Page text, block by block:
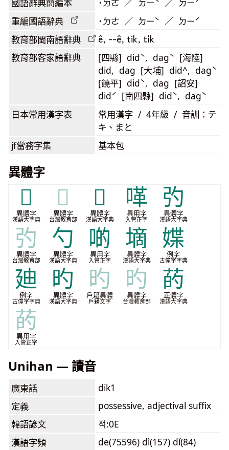
國語辭典簡編本 ˙ㄉㄜ ／ ㄉㄧˋ ／ ㄉㄧˊ
重編國語辭典 ˙ㄉㄜ ／ ㄉㄧˋ ／ ㄉㄧˊ
教育部閩南語辭典 ê, --ê, tik, ti̍k
教育部客家語辭典
[四縣] didˋ, dagˋ [海陸]
did, dag [大埔] did^, dagˋ
[饒平] didˋ, dag [詔安]
didˊ [南四縣] didˋ, dagˋ
日本常用漢字表
常用漢字 / 4年級 / 音訓：テ
キ、まと
jf當務字集 基本包
異體字
𤾠
異體字
漢語大字典
𤾠
異體字
台灣教育部
𥡦
異體字
漢語大字典
㗆
異用字
入管正字
㢩
異體字
漢語大字典
㢩
異體字
台灣教育部
勺
異體字
漢語大字典
啲
異用字
入管正字
墑
異體字
漢語大字典
媟
例字
古僮字字典
廸
例字
古僮字字典
旳
異體字
漢語大字典
旳
戶籍異體
戶籍文字
旳
異體字
台灣教育部
菂
正體字
漢語大字典
菂
異用字
入管正字
Unihan — 讀音
廣東話
dik1
定義
possessive, adjectival suffix
韓語諺文
적:0E
漢語字頻
de(75596) dì(157) dí(84)